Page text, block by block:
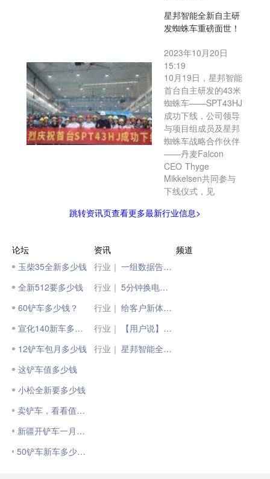
星邦智能全新自主研
发蜘蛛车重磅面世！
2023年10月20日
15:19
10月19日，星邦智能
首台自主研发的43米
蜘蛛车——SPT43HJ
成功下线，公司领导
与项目组成员及星邦
蜘蛛车战略合作伙伴
——丹麦Falcon
CEO Thyge
Mikkelsen共同参与
下线仪式，见
跳转资讯页查看更多最新行业信息>
论坛
玉柴35全新多少钱
全新512要多少钱
60铲车多少钱？
宣化140新车多少钱?
12铲车包月多少钱
这铲车值多少钱
小松全新要多少钱
卖铲车，看看值多少钱
新疆开铲车一月多少钱？
50铲车新车多少钱？可以按揭吗？
资讯
行业｜
一组数据告诉你，用新能源矿卡到底能省多少钱？
行业｜
5分钟换电，40分钟充电80%，福田雷萨新能源搅拌车高效出勤 “钱景”十足
行业｜
给客户新体验！徐工泵车全新上市
行业｜
【用户说】新年就要购新车！徐工起重机“大”有“钱”“兔”
行业｜
星邦智能全新自主研发蜘蛛车重磅面世！
频道